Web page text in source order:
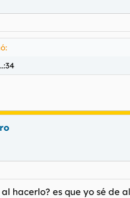
hacerlo? es que yo sé de